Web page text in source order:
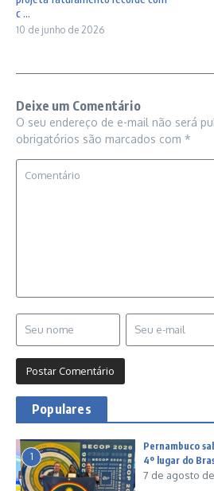
c ...
10 de junho de 2026
Deixe um Comentário
O seu endereço de e-mail não será
obrigatórios são marcados com *
Populares
1
Pernambuco
4º lugar do
7 de agosto